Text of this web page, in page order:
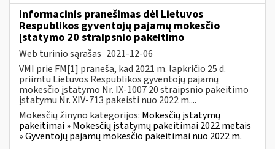
Informacinis pranešimas dėl Lietuvos
Respublikos gyventojų pajamų mokesčio
įstatymo 20 straipsnio pakeitimo
Web turinio sąrašas 2021-12-06
VMI prie FM[1] praneša, kad 2021 m. lapkričio 25 d.
priimtu Lietuvos Respublikos gyventojų pajamų
mokesčio įstatymo Nr. IX-1007 20 straipsnio pakeitimo
įstatymu Nr. XIV-713 pakeisti nuo 2022 m....
Mokesčių žinyno kategorijos: Mokesčių įstatymų
pakeitimai » Mokesčių įstatymų pakeitimai 2022 metais
» Gyventojų pajamų mokesčio pakeitimai nuo 2022 m.